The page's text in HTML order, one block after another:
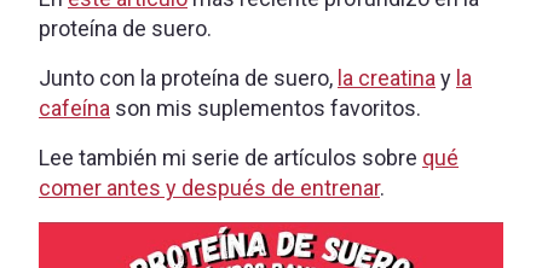
proteína de suero.
Junto con la proteína de suero, la creatinay la
cafeína son mis suplementos favoritos.
Lee también mi serie de artículos sobre qué
comer antes y después de entrenar.